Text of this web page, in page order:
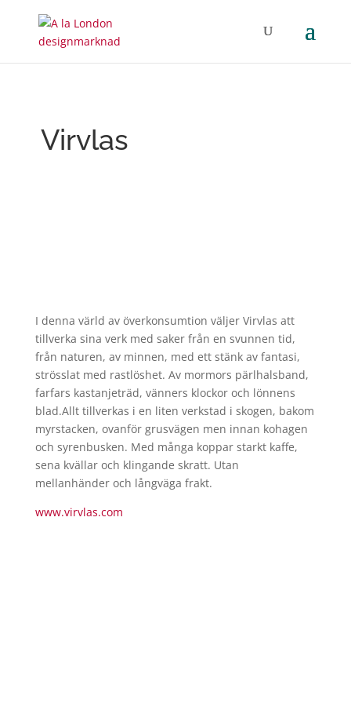
Virvlas
I denna värld av överkonsumtion väljer Virvlas att
tillverka sina verk med saker från en svunnen tid,
från naturen, av minnen, med ett stänk av fantasi,
strösslat med rastlöshet. Av mormors pärlhalsband,
farfars kastanjeträd, vänners klockor och lönnens
blad.Allt tillverkas i en liten verkstad i skogen, bakom
myrstacken, ovanför grusvägen men innan kohagen
och syrenbusken. Med många koppar starkt kaffe,
sena kvällar och klingande skratt. Utan
mellanhänder och långväga frakt.
www.virvlas.com